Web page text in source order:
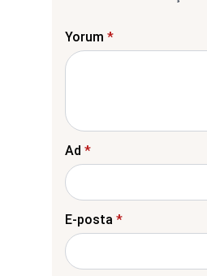
Yorum *
Ad *
E-posta *